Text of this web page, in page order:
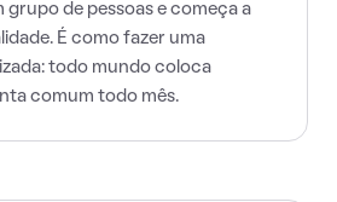
grupo de pessoas e começa a
É como fazer uma
todo mundo coloca
comum todo mês.